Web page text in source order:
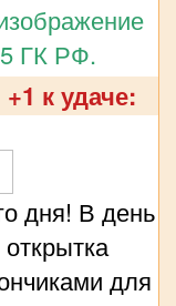
ГК РФ.
к удаче:
дня! В день
для